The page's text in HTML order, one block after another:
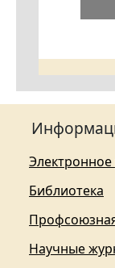
Библиотека
Научные